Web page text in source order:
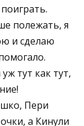
полежать, я
и сделаю
тут как тут,
Пери
а Кинули